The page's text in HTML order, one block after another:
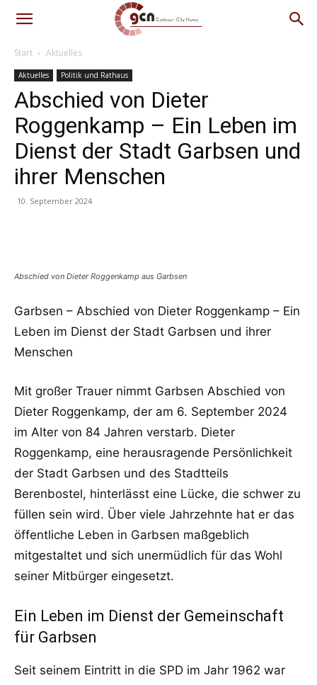
Start Aktuelles
Aktuelles Politik und Rathaus
Abschied von Dieter
Roggenkamp – Ein Leben im
Dienst der Stadt Garbsen und
ihrer Menschen
10. September 2024
Abschied von Dieter Roggenkamp aus Garbsen
Garbsen – Abschied von Dieter Roggenkamp – Ein
Leben im Dienst der Stadt Garbsen und ihrer
Menschen
Mit großer Trauer nimmt Garbsen Abschied von
Dieter Roggenkamp, der am 6. September 2024
im Alter von 84 Jahren verstarb. Dieter
Roggenkamp, eine herausragende Persönlichkeit
der Stadt Garbsen und des Stadtteils
Berenbostel, hinterlässt eine Lücke, die schwer zu
füllen sein wird. Über viele Jahrzehnte hat er das
öffentliche Leben in Garbsen maßgeblich
mitgestaltet und sich unermüdlich für das Wohl
seiner Mitbürger eingesetzt.
Ein Leben im Dienst der Gemeinschaft
für Garbsen
Seit seinem Eintritt in die SPD im Jahr 1962 war